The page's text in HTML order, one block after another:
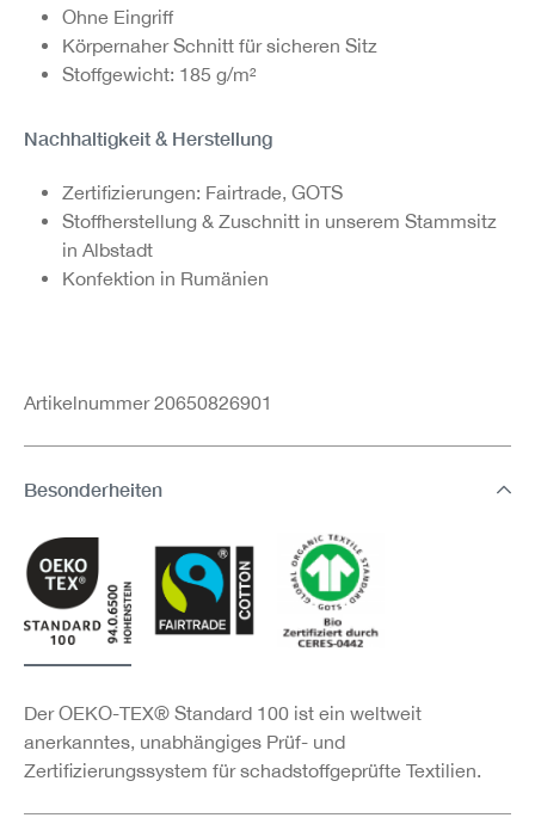
Ohne Eingriff
Körpernaher Schnitt für sicheren Sitz
Stoffgewicht: 185 g/m²
Nachhaltigkeit & Herstellung
Zertifizierungen: Fairtrade, GOTS
Stoffherstellung & Zuschnitt in unserem Stammsitz
in Albstadt
Konfektion in Rumänien
Artikelnummer 20650826901
Besonderheiten
Der OEKO-TEX® Standard 100 ist ein weltweit
anerkanntes, unabhängiges Prüf- und
Zertifizierungssystem für schadstoffgeprüfte Textilien.